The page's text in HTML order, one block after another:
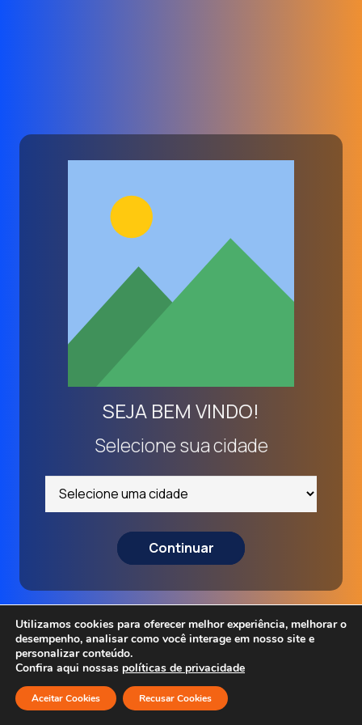
SEJA BEM VINDO!
Selecione sua cidade
Continuar
Utilizamos cookies para oferecer melhor experiência, melhorar o
desempenho, analisar como você interage em nosso site e
personalizar conteúdo.
Confira aqui nossas políticas de privacidade
Aceitar Cookies Recusar Cookies